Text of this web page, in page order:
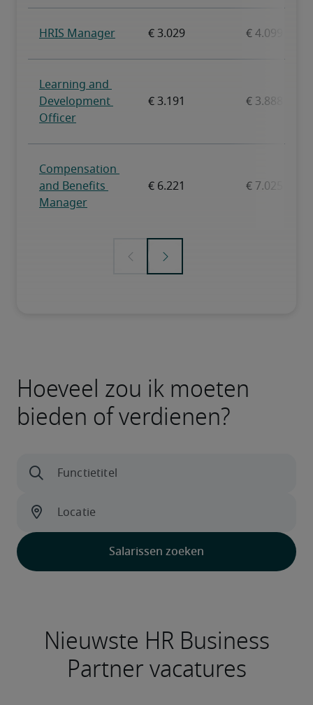
Hoeveel zou ik moeten
bieden of verdienen?